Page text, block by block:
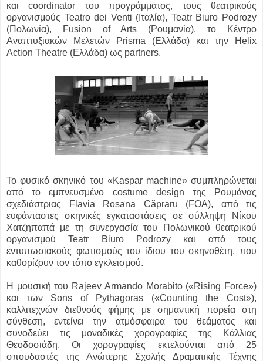
και coordinator του προγράμματος, τους θεατρικούς
οργανισμούς Teatro dei Venti (Ιταλία), Teatr Biuro Podrozy
(Πολωνία), Fusion of Arts (Ρουμανία), το Κέντρο
Αναπτυξιακών Μελετών Prisma (Ελλάδα) και την Helix
Action Theatre (Ελλάδα) ως partners.
Το φυσικό σκηνικό του «Kaspar machine» συμπληρώνεται
από το εμπνευσμένο costume design της Ρουμάνας
σχεδιάστριας Flavia Rosana Căpraru (FOA), από τις
ευφάνταστες σκηνικές εγκαταστάσεις σε σύλληψη Νίκου
Χατζηπαπά με τη συνεργασία του Πολωνικού θεατρικού
οργανισμού Teatr Biuro Podrozy και από τους
εντυπωσιακούς φωτισμούς του ίδιου του σκηνοθέτη, που
καθορίζουν τον τόπο εγκλεισμού.
Η μουσική του Rajeev Armando Morabito («Rising Force»)
και των Sons of Pythagoras («Counting the Cost»),
καλλιτεχνών διεθνούς φήμης με σημαντική πορεία στη
σύνθεση, εντείνει την ατμόσφαιρα του θεάματος και
συνοδεύει τις μοναδικές χορογραφίες της Κάλλιας
Θεοδοσιάδη. Οι χορογραφίες εκτελούνται από 25
σπουδαστές της Ανώτερης Σχολής Δραματικής Τέχνης